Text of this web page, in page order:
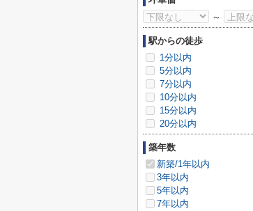
～
駅からの徒歩
1分以内
5分以内
7分以内
10分以内
15分以内
20分以内
築年数
新築/1年以内
3年以内
5年以内
7年以内